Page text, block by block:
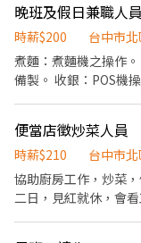
材備料、擺盤 ✔ 接待
廁所） ✔ 收桌整理 ✔
上班供餐 ▪ 工作
晚班及假日兼職人
時薪$200
台中市北
煮麵：煮麵機之操作
備製。 收銀：POS機
便當店徵炒菜人員
時薪$210
台中市北
協助廚房工作，炒菜
二日，見紅就休，會